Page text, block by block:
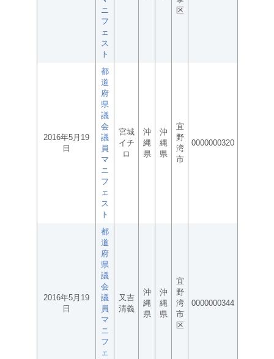
ニ
フ
ェ
ス
ト
区
2016年5月19
日
都
道
府
県
議
会
議
員
マ
ニ
フ
ェ
ス
ト
宮城
イチ
ロ
沖
縄
県
沖
縄
県
宜
野
湾
市
0000000320
2016年5月19
日
都
道
府
県
議
会
議
員
マ
ニ
フ
ェ
又吉
清義
沖
縄
県
沖
縄
県
宜
野
湾
市
区
0000000344